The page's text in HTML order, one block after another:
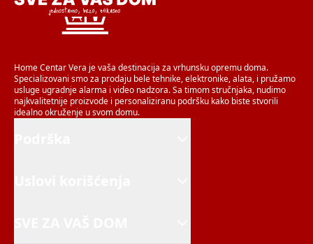
Home Centar Vera je vaša destinacija za vrhunsku opremu doma.
Specializovani smo za prodaju bele tehnike, elektronike, alata, i pružamo
usluge ugradnje alarma i video nadzora. Sa timom stručnjaka, nudimo
najkvalitetnije proizvode i personaliziranu podršku kako biste stvorili
idealno okruženje u svom domu.